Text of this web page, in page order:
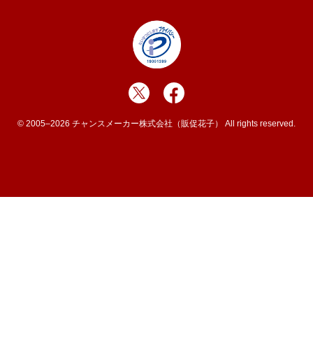
© 2005–2026 チャンスメーカー株式会社（販促花子） All rights reserved.